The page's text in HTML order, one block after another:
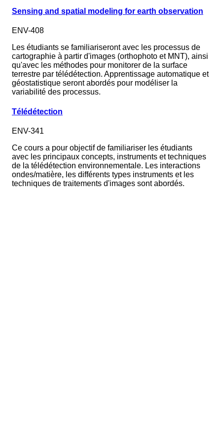
Sensing and spatial modeling for earth observation
ENV-408
Les étudiants se familiariseront avec les processus de
cartographie à partir d'images (orthophoto et MNT), ainsi
qu'avec les méthodes pour monitorer de la surface
terrestre par télédétection. Apprentissage automatique et
géostatistique seront abordés pour modéliser la
variabilité des processus.
Télédétection
ENV-341
Ce cours a pour objectif de familiariser les étudiants
avec les principaux concepts, instruments et techniques
de la télédétection environnementale. Les interactions
ondes/matière, les différents types instruments et les
techniques de traitements d'images sont abordés.